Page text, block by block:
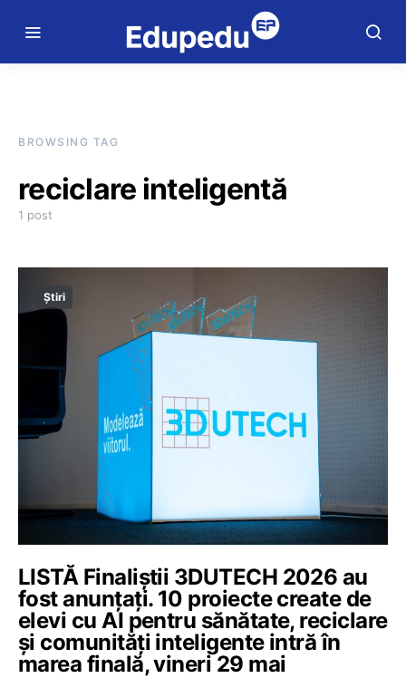
BROWSING TAG
reciclare inteligentă
1 post
Știri
LISTĂ Finaliștii 3DUTECH 2026 au
fost anunțați. 10 proiecte create de
elevi cu AI pentru sănătate, reciclare
și comunități inteligente intră în
marea finală, vineri 29 mai